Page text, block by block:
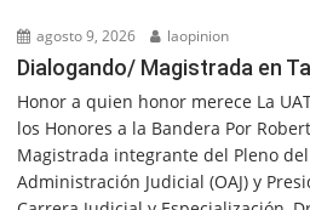
agosto 9, 2026 laopinion
Dialogando/ Magistrada en
Honor a quien honor merece La
los Honores a la Bandera Por
Magistrada integrante del Pleno
Administración Judicial (OAJ) y